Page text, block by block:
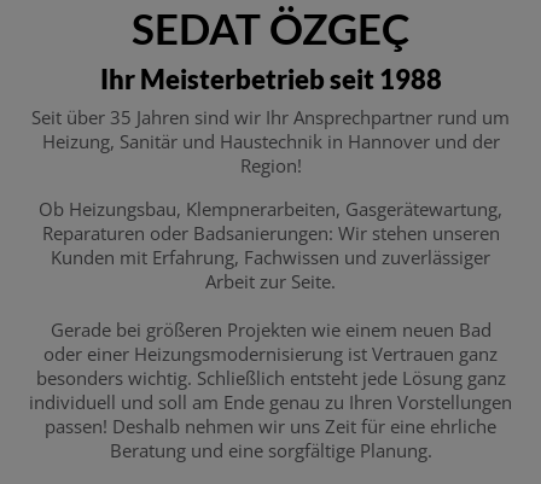
SEDAT ÖZGEÇ
Ihr Meisterbetrieb seit 1988
Seit über 35 Jahren sind wir Ihr Ansprechpartner rund um
Heizung, Sanitär und Haustechnik in Hannover und der
Region!
Ob Heizungsbau, Klempnerarbeiten, Gasgerätewartung,
Reparaturen oder Badsanierungen: Wir stehen unseren
Kunden mit Erfahrung, Fachwissen und zuverlässiger
Arbeit zur Seite.
Gerade bei größeren Projekten wie einem neuen Bad
oder einer Heizungsmodernisierung ist Vertrauen ganz
besonders wichtig. Schließlich entsteht jede Lösung ganz
individuell und soll am Ende genau zu Ihren Vorstellungen
passen! Deshalb nehmen wir uns Zeit für eine ehrliche
Beratung und eine sorgfältige Planung.